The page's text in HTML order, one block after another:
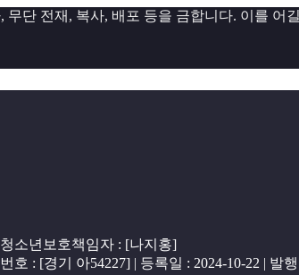
단 전재, 복사, 배포 등을 금합니다. 이를 어
소년보호책임자 : [나지홍]
: [경기 아54227] | 등록일 : 2024-10-22 | 발